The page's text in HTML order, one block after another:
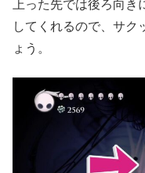
上った先では後ろ向き
してくれるので、サク
ょう。